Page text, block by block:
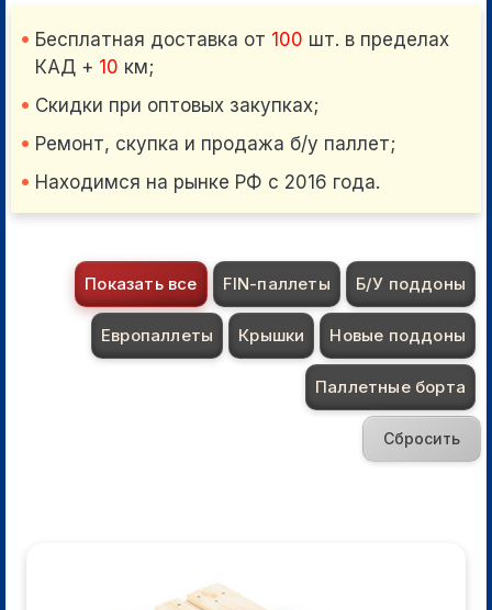
Бесплатная доставка от 100 шт. в пределах
КАД + 10 км;
Скидки при оптовых закупках;
Ремонт, скупка и продажа б/у паллет;
Находимся на рынке РФ с 2016 года.
Показать все FIN-паллеты Б/У поддоны
Европаллеты Крышки Новые поддоны
Паллетные борта
Сбросить